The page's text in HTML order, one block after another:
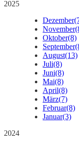
2025
Dezember
November
Oktober(8)
September
August(13)
Juli(8)
Juni(8)
Mai(8)
April(8)
März(7)
Februar(8)
Januar(3)
2024